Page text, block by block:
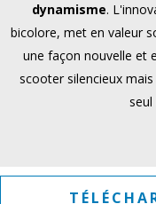
dynamisme.
bicolore, met en valeur
une façon nouvelle et
scooter silencieux